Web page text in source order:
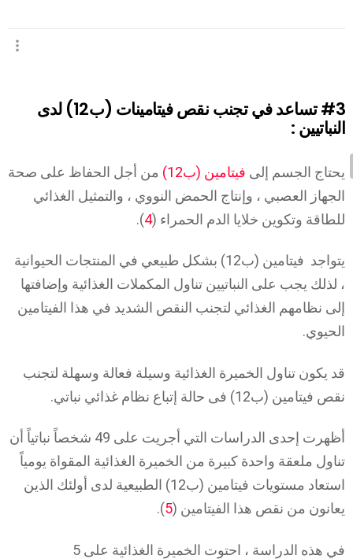
#3
تساعد في تجنب نقص فيتامينات (ب12) لدى
النباتيين :
يحتاج الجسم إلى فيتامين (ب12)
من أجل الحفاظ على صحة
الجهاز العصبي ، وإنتاج الحمض النووي ، والتمثيل الغذائي
للطاقة وتكوين خلايا الدم الحمراء (4
).
يتواجد فيتامين (ب12) بشكل طبيعي في المنتجات الحيوانية
، لذلك يجب على النباتيين تناول المكملات الغذائية وإضافتها
إلى نظامهم الغذائي لتجنب النقص الشديد في هذا الفيتامين
الحيوي.
قد يكون تناول الخميرة الغذائية وسيلة فعالة وسهلة لتجنب
نقص فيتامين (ب12) فى حالة إتباع نظام غذائي نباتي.
أظهرت إحدى الدراسات التي أجريت على 49 شخصاً نباتياً أن
تناول ملعقة واحدة كبيرة من الخميرة الغذائية المقواة يومياً
استعاد مستويات فيتامين (ب12) الطبيعية لدى أولئك الذين
يعانون من نقص هذا الفيتامين (5
).
في هذه الدراسة ، احتوت الخميرة الغذائية على 5